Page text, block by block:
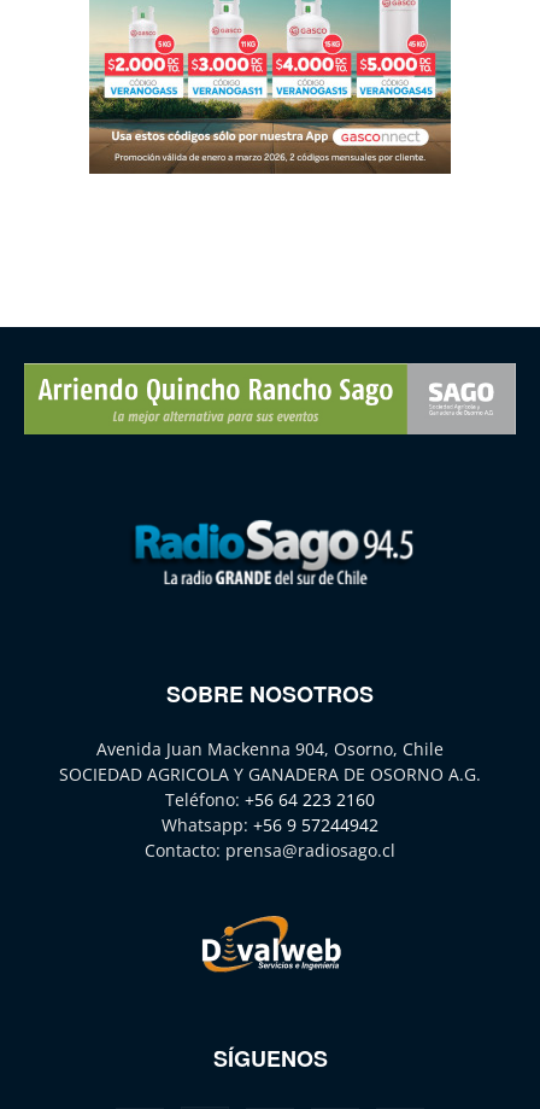
SOBRE NOSOTROS
Avenida Juan Mackenna 904, Osorno, Chile
SOCIEDAD AGRICOLA Y GANADERA DE OSORNO A.G.
Teléfono: +56 64 223 2160
Whatsapp: +56 9 57244942
Contacto: prensa@radiosago.cl
SÍGUENOS